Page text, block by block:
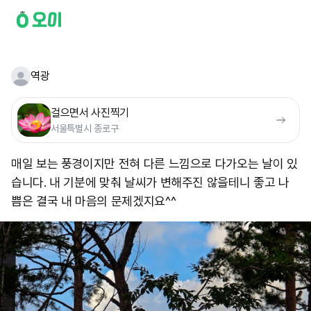
역광
걸으면서 사진찍기
서울특별시 종로구
매일 보는 풍경이지만 전혀 다른 느낌으로 다가오는 날이 있
습니다. 내 기분에 맞춰 날씨가 변해주진 않을테니 좋고 나
쁨은 결국 내 마음의 문제겠지요^^